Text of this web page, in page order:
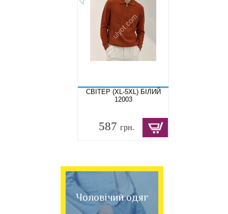
СВІТЕР (XL-5XL) БІЛИЙ
12003
587 грн.
Чоловічий одяг